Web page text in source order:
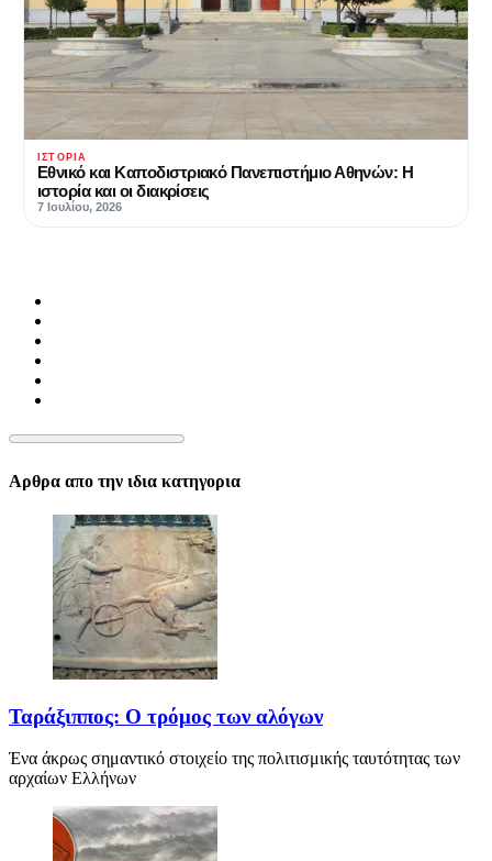
ΙΣΤΟΡΊΑ
Εθνικό και Καποδιστριακό Πανεπιστήμιο Αθηνών: Η
ιστορία και οι διακρίσεις
7 Ιουλίου, 2026
Αρθρα απο την ιδια κατηγορια
Ταράξιππος: Ο τρόμος των αλόγων
Ένα άκρως σημαντικό στοιχείο της πολιτισμικής ταυτότητας των
αρχαίων Ελλήνων